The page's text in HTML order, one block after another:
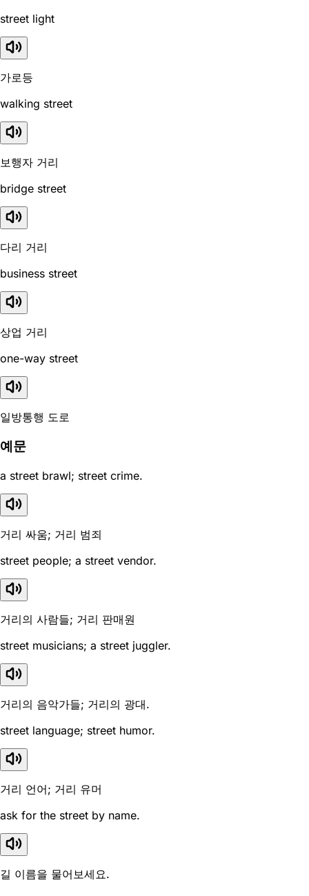
street light
가로등
walking street
보행자 거리
bridge street
다리 거리
business street
상업 거리
one-way street
일방통행 도로
예문
a street brawl; street crime.
거리 싸움; 거리 범죄
street people; a street vendor.
거리의 사람들; 거리 판매원
street musicians; a street juggler.
거리의 음악가들; 거리의 광대.
street language; street humor.
거리 언어; 거리 유머
ask for the street by name.
길 이름을 물어보세요.